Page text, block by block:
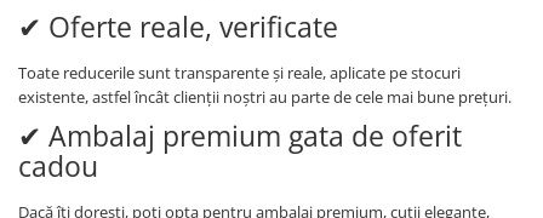
Coliere cu Perle Preciosa
COLIERE ȘNUR REGLABIL
Coliere cu Inimioare
Coliere cu Stea
Coliere cu Soare
Coliere cu Semilună
✔ Oferte reale, verificate
Toate reducerile sunt transparente și reale, aplicate pe stocuri
existente, astfel încât clienții noștri au parte de cele mai bune prețuri.
✔ Ambalaj premium gata de oferit
cadou
Dacă îți dorești, poți opta pentru ambalaj premium, cutii elegante,